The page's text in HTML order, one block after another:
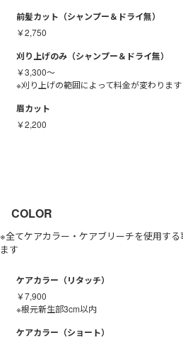
前髪カット（シャンプー＆ドライ無）
￥2,750
刈り上げのみ（シャンプー＆ドライ無）
￥3,300～
※刈り上げの範囲によって料金が変わります
眉カット
￥2,200
COLOR
※全てケアカラー・ケアブリーチを使用す
ます
ケアカラー（リタッチ）
￥7,900
※根元新生部3cm以内
ケアカラー（ショート）